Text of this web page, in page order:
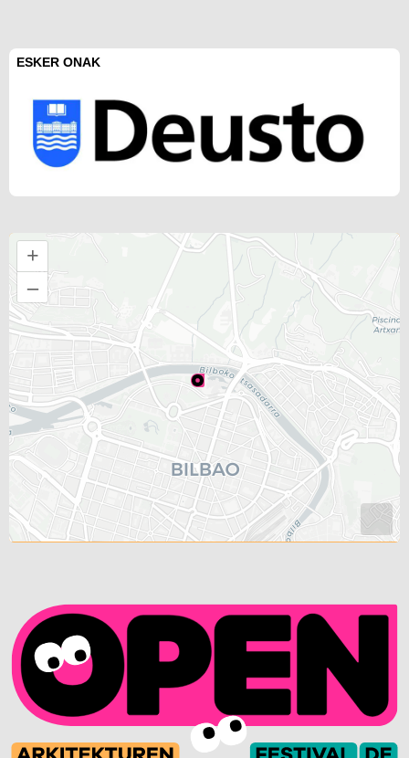
ESKER ONAK
+
–